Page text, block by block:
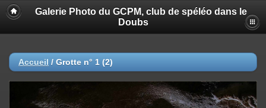
Galerie Photo du GCPM, club de spéléo dans le
Doubs
Accueil / Grotte n° 1 (2)